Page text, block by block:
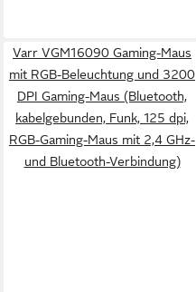
Varr VGM16090 Gaming-Maus
mit RGB-Beleuchtung und 3200
DPI Gaming-Maus (Bluetooth,
kabelgebunden, Funk, 125 dpi,
RGB-Gaming-Maus mit 2,4 GHz-
und Bluetooth-Verbindung)